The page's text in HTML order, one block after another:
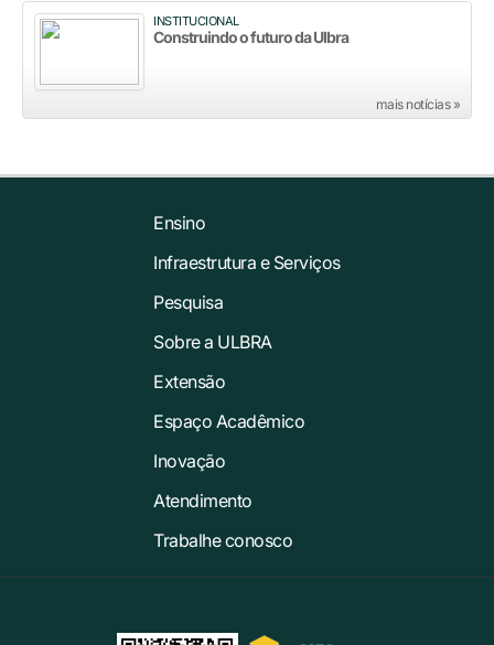
INSTITUCIONAL
Construindo o futuro da Ulbra
mais notícias »
Ensino
Infraestrutura e Serviços
Pesquisa
Sobre a ULBRA
Extensão
Espaço Acadêmico
Inovação
Atendimento
Trabalhe conosco